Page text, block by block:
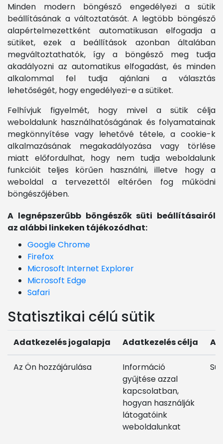
Minden modern böngésző engedélyezi a sütik
beállításának a változtatását. A legtöbb böngésző
alapértelmezettként automatikusan elfogadja a
sütiket, ezek a beállítások azonban általában
megváltoztathatók, így a böngésző meg tudja
akadályozni az automatikus elfogadást, és minden
alkalommal fel tudja ajánlani a választás
lehetőségét, hogy engedélyezi-e a sütiket.
Felhívjuk figyelmét, hogy mivel a sütik célja
weboldalunk használhatóságának és folyamatainak
megkönnyítése vagy lehetővé tétele, a cookie-k
alkalmazásának megakadályozása vagy törlése
miatt előfordulhat, hogy nem tudja weboldalunk
funkcióit teljes körűen használni, illetve hogy a
weboldal a tervezettől eltérően fog működni
böngészőjében.
A legnépszerűbb böngészők süti beállításairól
az alábbi linkeken tájékozódhat:
Google Chrome
Firefox
Microsoft Internet Explorer
Microsoft Edge
Safari
Statisztikai célú sütik
Adatkezelés jogalapja Adatkezelés célja
Az Ön hozzájárulása
Információ
gyűjtése azzal
kapcsolatban,
hogyan használják
látogatóink
weboldalunkat